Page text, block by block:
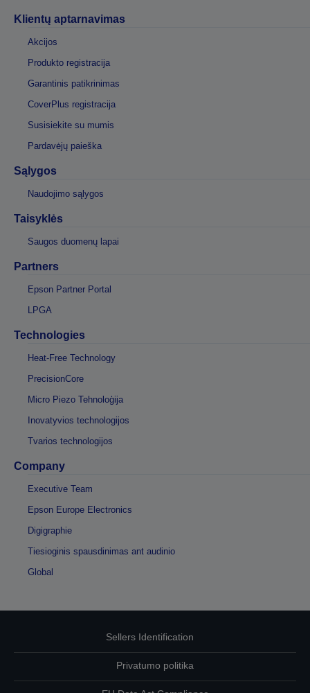
Klientų aptarnavimas
Akcijos
Produkto registracija
Garantinis patikrinimas
CoverPlus registracija
Susisiekite su mumis
Pardavėjų paieška
Sąlygos
Naudojimo sąlygos
Taisyklės
Saugos duomenų lapai
Partners
Epson Partner Portal
LPGA
Technologies
Heat-Free Technology
PrecisionCore
Micro Piezo Tehnoloģija
Inovatyvios technologijos
Tvarios technologijos
Company
Executive Team
Epson Europe Electronics
Digigraphie
Tiesioginis spausdinimas ant audinio
Global
Sellers Identification
Privatumo politika